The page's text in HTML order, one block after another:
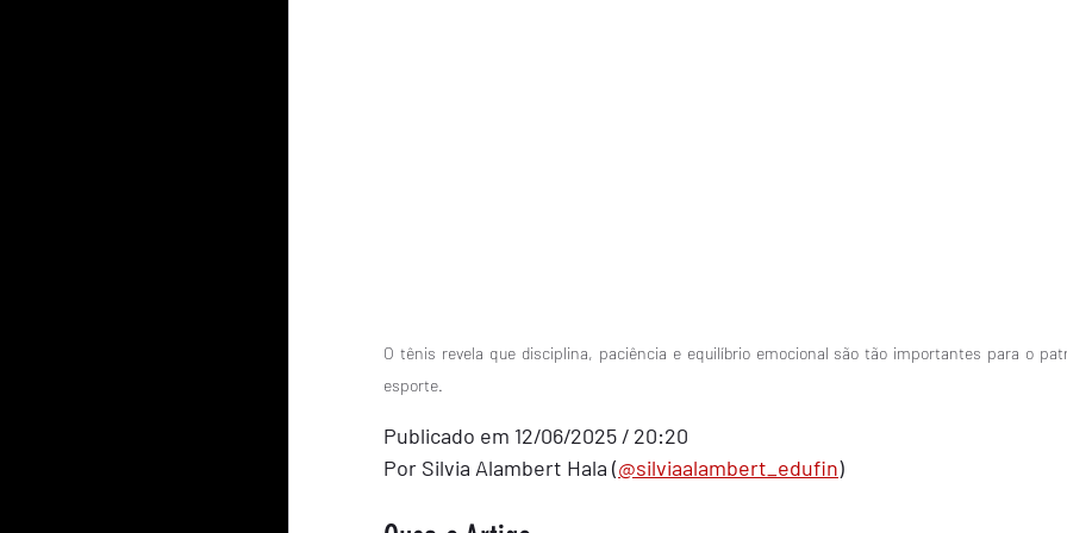
O tênis revela que disciplina, paciência e equilíbrio emocional são tão importantes para o
esporte.
Publicado em 12/06/2025 / 20:20
Por Silvia Alambert Hala (@silviaalambert_edufin)